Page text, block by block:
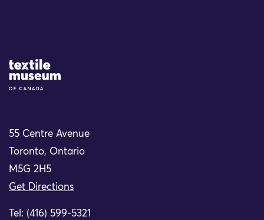
Site Logo
55 Centre Avenue
Toronto, Ontario
M5G 2H5
Get Directions
Tel: (416) 599-5321